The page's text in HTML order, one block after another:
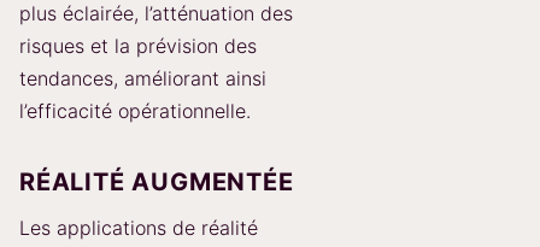
plus éclairée, l’atténuation des
risques et la prévision des
tendances, améliorant ainsi
l’efficacité opérationnelle.
RÉALITÉ AUGMENTÉE
Les applications de réalité